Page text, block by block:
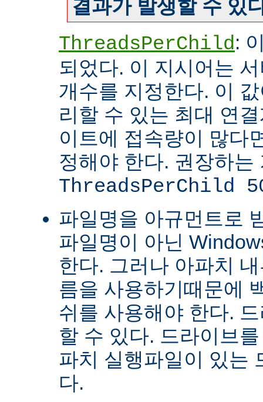
결과가 발생할 수 있
ThreadsPerChild:
되었다. 이 지시어는
개수를 지정한다. 이
리할 수 있는 최대 연
이트에 접속량이 많다
정해야 한다. 권장하는
ThreadsPerChild
파일명을 아규먼트로
파일명이 아닌
한다. 그러나 아파치
름을 사용하기때문에
쉬를 사용해야 한다.
할 수 있다. 드라이브
파치 실행파일이 있는
다.